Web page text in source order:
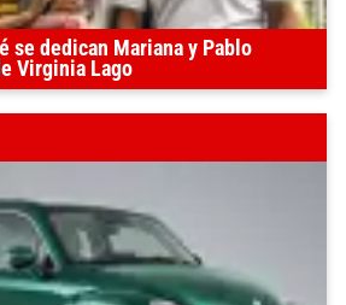
se dedican Mariana y Pablo
Virginia Lago